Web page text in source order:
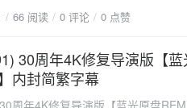
程中也能感受到人物的内心世界。
果上达到了新的高度，还在情感深
。{anote icon="fa-download"
点此下载"/}
得整个对决更加紧张刺激。观影
观众始终保持高度的紧张感，仿
计精良，枪战、追逐、打斗等场
李家烧酒作坊，并在抗日战争中
情故事，展现了中国北方农村的
饰）：被父母许配给50岁患麻风
：九儿的轿夫，勇敢且有正义感
66 阅读 0 评论 0 点赞
30周年4K修复导演版【
内封简繁字幕
周年4K修复导演版【蓝光原盘